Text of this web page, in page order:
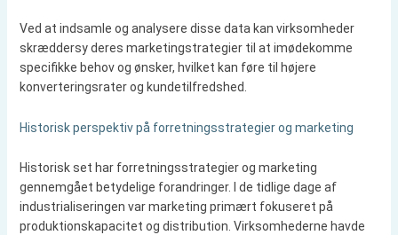
Ved at indsamle og analysere disse data kan virksomheder
skræddersy deres marketingstrategier til at imødekomme
specifikke behov og ønsker, hvilket kan føre til højere
konverteringsrater og kundetilfredshed.
Historisk perspektiv på forretningsstrategier og marketing
Historisk set har forretningsstrategier og marketing
gennemgået betydelige forandringer. I de tidlige dage af
industrialiseringen var marketing primært fokuseret på
produktionskapacitet og distribution. Virksomhederne havde